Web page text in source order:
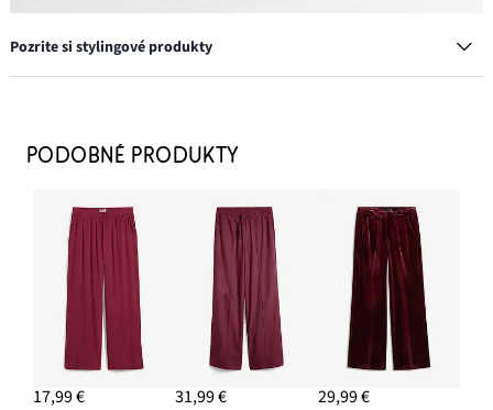
Pozrite si stylingové produkty
19,99 €
Taška Shopper
26,99 €
PRIDAŤ DO KOŠÍKA
Pulóver, basic, so stojačikom a recyklovanou bavlnou
11,99 €
PODOBNÉ PRODUKTY
17,99 € 31,99 € 29,99 €